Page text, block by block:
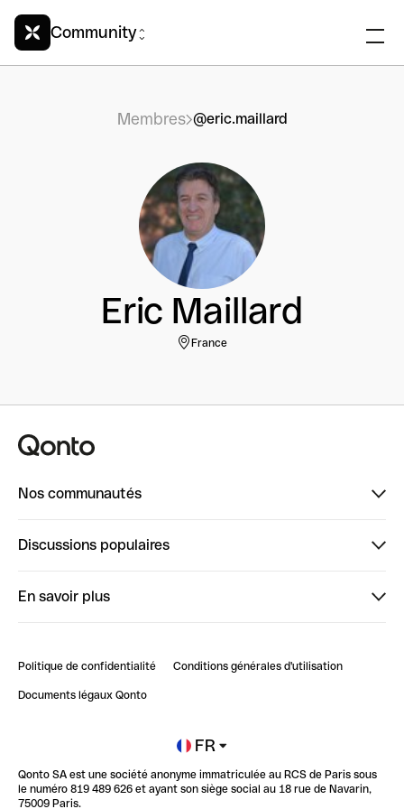
Community
Membres @eric.maillard
Eric Maillard
France
Nos communautés
ClubQonto
Discussions populaires
Impact de l'IA sur les carrières/productivité
En savoir plus
Blog
Newsroom
Glossaire finance
Politique de confidentialité Conditions générales d'utilisation
Documents légaux Qonto
FR
Qonto SA est une société anonyme immatriculée au RCS de Paris sous
le numéro 819 489 626 et ayant son siège social au 18 rue de Navarin,
75009 Paris.